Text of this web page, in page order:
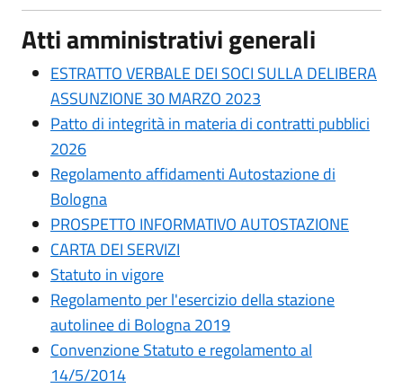
Atti amministrativi generali
ESTRATTO VERBALE DEI SOCI SULLA DELIBERA
ASSUNZIONE 30 MARZO 2023
Patto di integrità in materia di contratti pubblici
2026
Regolamento affidamenti Autostazione di
Bologna
PROSPETTO INFORMATIVO AUTOSTAZIONE
CARTA DEI SERVIZI
Statuto in vigore
Regolamento per l'esercizio della stazione
autolinee di Bologna 2019
Convenzione Statuto e regolamento al
14/5/2014